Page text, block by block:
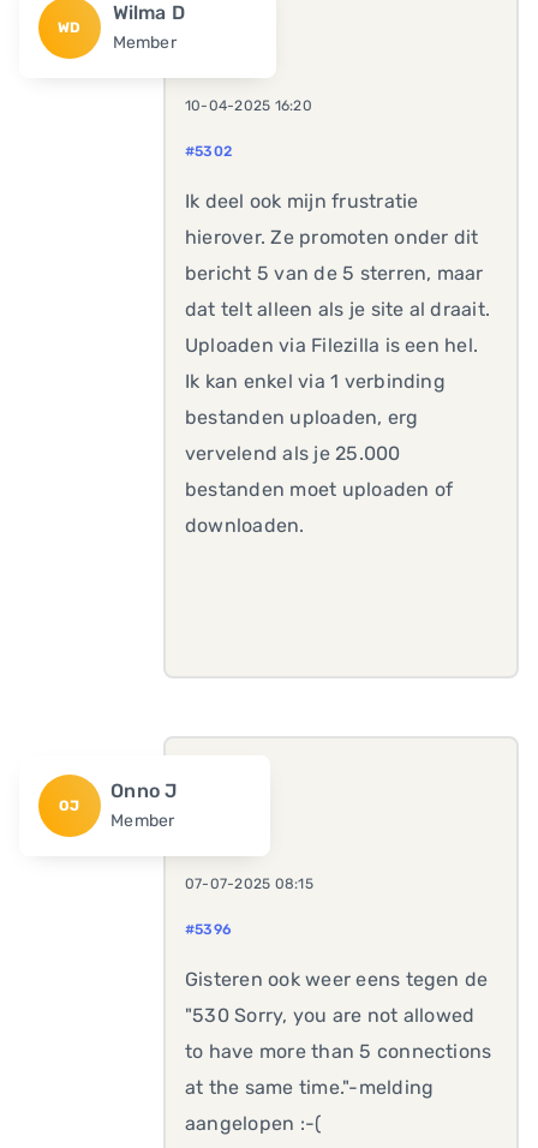
WD
Wilma D
Member
10-04-2025 16:20
#5302
Ik deel ook mijn frustratie
hierover. Ze promoten onder dit
bericht 5 van de 5 sterren, maar
dat telt alleen als je site al draait.
Uploaden via Filezilla is een hel.
Ik kan enkel via 1 verbinding
bestanden uploaden, erg
vervelend als je 25.000
bestanden moet uploaden of
downloaden.
OJ
Onno J
Member
07-07-2025 08:15
#5396
Gisteren ook weer eens tegen de
"530 Sorry, you are not allowed
to have more than 5 connections
at the same time."-melding
aangelopen :-(